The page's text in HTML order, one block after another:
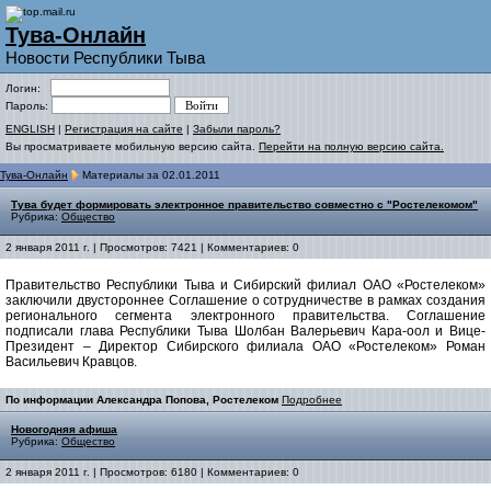
Тува-Онлайн
Новости Республики Тыва
Логин:
Пароль:
ENGLISH | Регистрация на сайте | Забыли пароль?
Вы просматриваете мобильную версию сайта. Перейти на полную версию сайта.
Тува-Онлайн Материалы за 02.01.2011
Тува будет формировать электронное правительство совместно с "Ростелекомом"
Рубрика: Общество
2 января 2011 г. | Просмотров: 7421 | Комментариев: 0
Правительство Республики Тыва и Сибирский филиал ОАО «Ростелеком»
заключили двустороннее Соглашение о сотрудничестве в рамках создания
регионального сегмента электронного правительства. Соглашение
подписали глава Республики Тыва Шолбан Валерьевич Кара-оол и Вице-
Президент – Директор Сибирского филиала ОАО «Ростелеком» Роман
Васильевич Кравцов.
По информации Александра Попова, Ростелеком Подробнее
Новогодняя афиша
Рубрика: Общество
2 января 2011 г. | Просмотров: 6180 | Комментариев: 0